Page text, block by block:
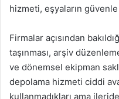
hizmeti, eşyaların güvenle
Firmalar açısından
taşınması, arşiv
ve dönemsel ekipman
depolama hizmeti ciddi
kullanmadıkları ama